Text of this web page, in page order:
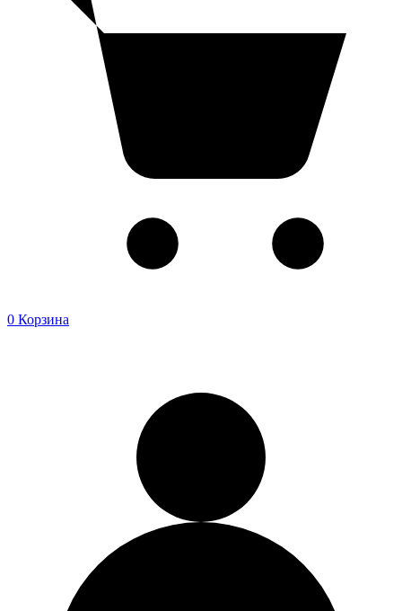
0 Корзина